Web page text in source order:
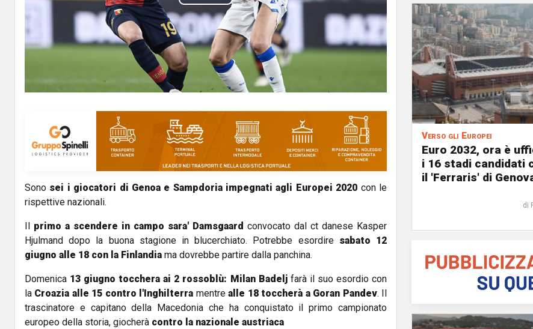
l
a
y
V
d
e
o
Sono sei i giocatori di Genoa e Sampdoria impegnati agli Europei 2020 con le
rispettive nazionali.
Il primo a scendere in campo sara' Damsgaard convocato dal ct danese Kasper
Hjulmand dopo la buona stagione in blucerchiato. Potrebbe esordire sabato 12
giugno alle 18 con la Finlandia ma dovrebbe partire dalla panchina.
Domenica 13 giugno tocchera ai 2 rossoblù: Milan Badeljfarà il suo esordio con
la Croazia alle 15 contro l'Inghilterra mentrealle 18 toccherà a Goran Pandev. Il
trascinatore e capitano della Macedonia che ha conquistato il primo campionato
europeo della storia, giocherà contro la nazionale austriaca
Verso gli Europei
Euro 2032, ora è
i 16 stadi candidati
il 'Ferraris' di
di